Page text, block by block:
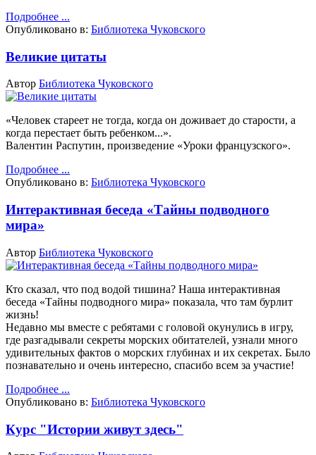
Подробнее ...
Опубликовано в: Библиотека Чуковского
Великие цитаты
Автор Библиотека Чуковского
«Человек стареет не тогда, когда он доживает до старости, а
когда перестает быть ребенком...».
Валентин Распутин, произведение «Уроки французского».
Подробнее ...
Опубликовано в: Библиотека Чуковского
Интерактивная беседа «Тайны подводного
мира»
Автор Библиотека Чуковского
Кто сказал, что под водой тишина? Наша интерактивная
беседа «Тайны подводного мира» показала, что там бурлит
жизнь!
Недавно мы вместе с ребятами с головой окунулись в игру,
где разгадывали секреты морских обитателей, узнали много
удивительных фактов о морских глубинах и их секретах. Было
познавательно и очень интересно, спасибо всем за участие!
Подробнее ...
Опубликовано в: Библиотека Чуковского
Курс "Истории живут здесь"